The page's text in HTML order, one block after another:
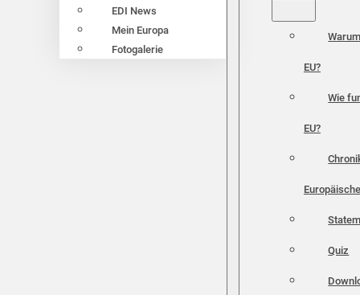
EDI News
Mein Europa
Fotogalerie
EU?
Wie
EU?
Quiz